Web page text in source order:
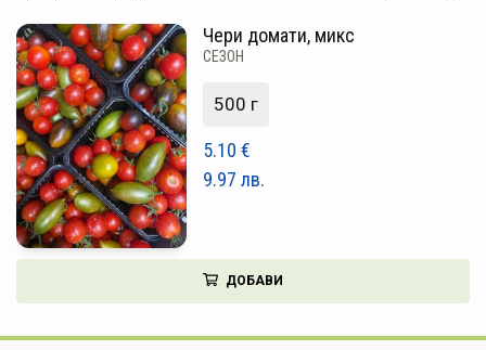
ЗА ДОМА
ЗА ГРАДИНАТА
КНИГИ
ПОДАРЪЦИ
ДОСТАВКА И ПЛАЩАНЕ
КАЧЕСТВО
Чери домати, микс
СЕЗОН
500 г
5.10 €
9.97 лв.
ДОБАВИ